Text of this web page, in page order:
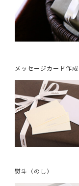
メッセージカード作成
熨斗（のし）